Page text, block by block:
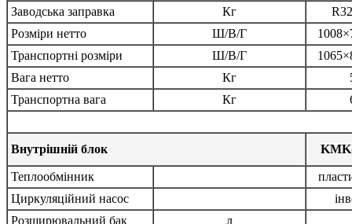
Заводська заправка
Кг
Розміри нетто
Ш/В/Г
Транспортні розміри
Ш/В/Г
Вага нетто
Кг
Транспортна вага
Кг
Внутрішній блок
Теплообмінник
Циркуляційний насос
Розширювальний бак
л